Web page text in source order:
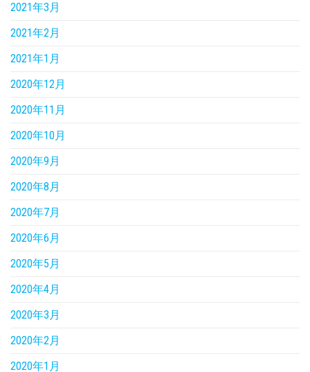
2021年3月
2021年2月
2021年1月
2020年12月
2020年11月
2020年10月
2020年9月
2020年8月
2020年7月
2020年6月
2020年5月
2020年4月
2020年3月
2020年2月
2020年1月